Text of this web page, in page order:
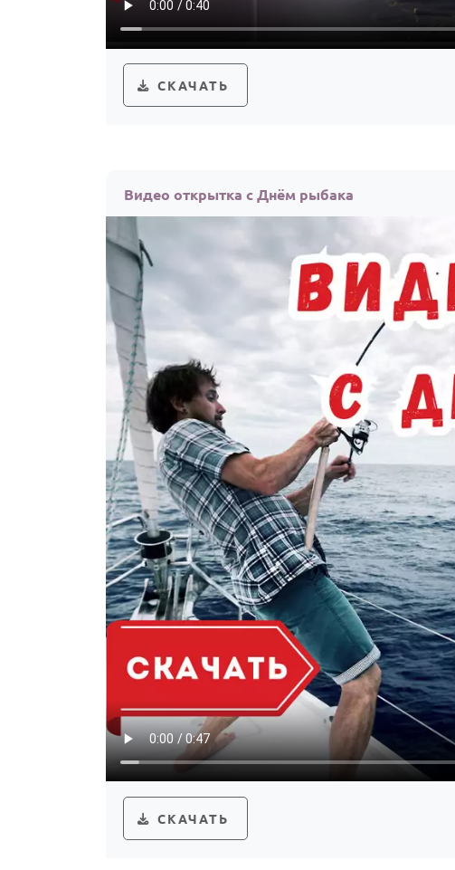
СКАЧАТЬ
Видео открытка с Днём рыбака
СКАЧАТЬ